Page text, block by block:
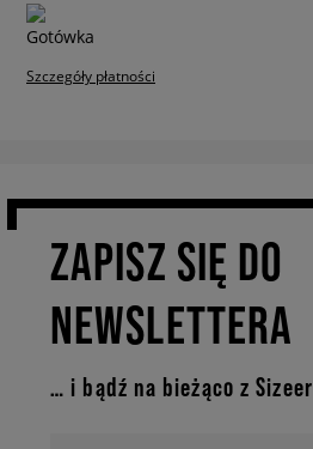
Szczegóły płatności
ZAPISZ SIĘ DO
NEWSLETTERA
… i bądź na bieżąco z Sizeer